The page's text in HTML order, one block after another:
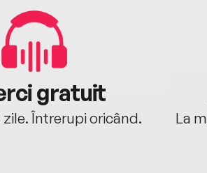
gratuit
Întrerupi oricând.
La